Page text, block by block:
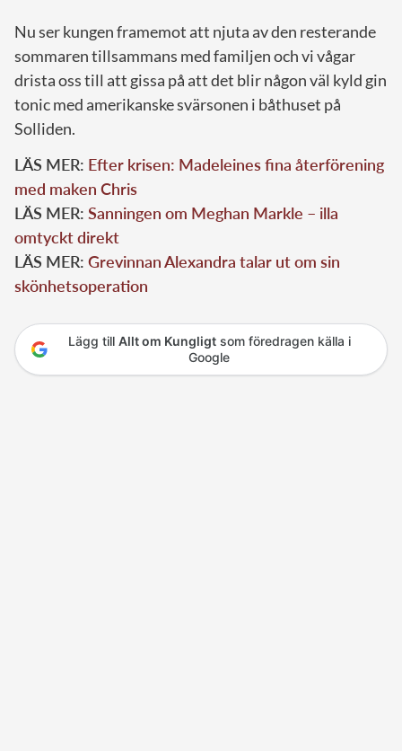
Nu ser kungen framemot att njuta av den resterande
sommaren tillsammans med familjen och vi vågar
drista oss till att gissa på att det blir någon väl kyld gin
tonic med amerikanske svärsonen i båthuset på
Solliden.
LÄS MER: Efter krisen: Madeleines fina återförening
med maken Chris
LÄS MER: Sanningen om Meghan Markle – illa
omtyckt direkt
LÄS MER: Grevinnan Alexandra talar ut om sin
skönhetsoperation
Lägg till Allt om Kungligtsom föredragen källa i
Google